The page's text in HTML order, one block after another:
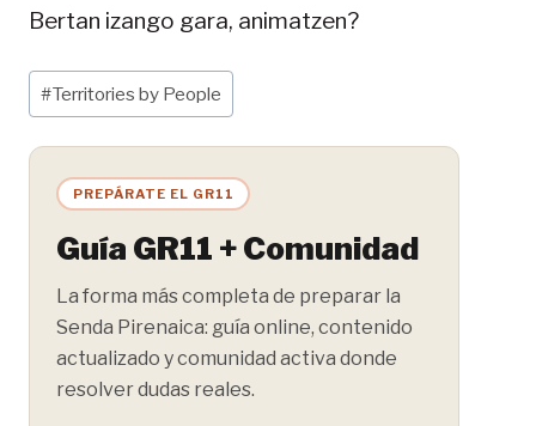
Bertan izango gara, animatzen?
Etiquetas
de
la
entrada:
#Territories by People
PREPÁRATE EL GR11
Guía GR11 + Comunidad
La forma más completa de preparar la
Senda Pirenaica: guía online, contenido
actualizado y comunidad activa donde
resolver dudas reales.